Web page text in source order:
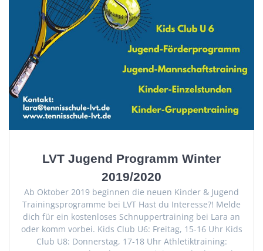
LVT Jugend Programm Winter
2019/2020
Ab Oktober 2019 beginnen die neuen Kinder & Jugend
Trainingsprogramme bei LVT Hast du Interesse?! Melde
dich für ein kostenloses Schnuppertraining bei Lara an
oder komm vorbei. Kids Club U6: Freitag, 15-16 Uhr Kids
Club U8: Donnerstag, 17-18 Uhr Athletiktraining: